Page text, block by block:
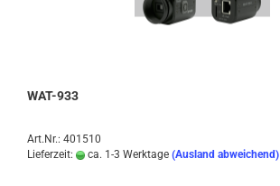
WAT-933
Art.Nr.: 401510
Lieferzeit:
ca. 1-3 Werktage (Ausland abweichend)